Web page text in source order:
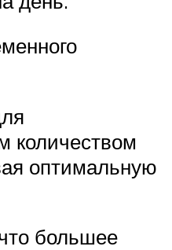
количеством
оптимальную
большее